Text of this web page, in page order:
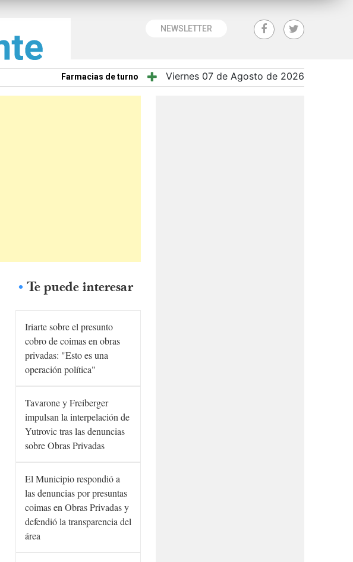
NEWSLETTER
Farmacias de turno Viernes 07 de Agosto de 2026
Te puede interesar
Iriarte sobre el presunto
cobro de coimas en obras
privadas: "Esto es una
operación política"
Tavarone y Freiberger
impulsan la interpelación de
Yutrovic tras las denuncias
sobre Obras Privadas
El Municipio respondió a
las denuncias por presuntas
coimas en Obras Privadas y
defendió la transparencia del
área